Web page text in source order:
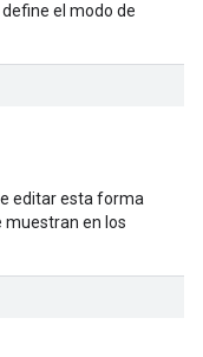
define el modo de
editar esta forma
muestran en los